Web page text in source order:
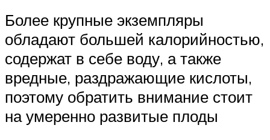
Более крупные экземпляры
обладают большей калорийностью,
содержат в себе воду, а также
вредные, раздражающие кислоты,
поэтому обратить внимание стоит
на умеренно развитые плоды